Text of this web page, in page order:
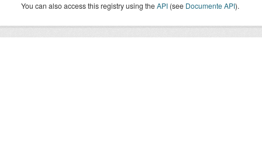
You can also access this registry using theAPI (see Documente API).